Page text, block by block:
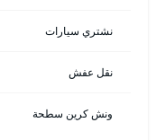
نشتري سيارات
نقل عفش
ونش كرين سطحة